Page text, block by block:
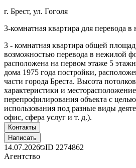
г. Брест, ул. Гоголя
3-комнатная квартира для перевода
3 - комнатная квартира общей
возможностью перевода в нежилой
расположена на первом этаже 5
дома 1975 года постройки,
части города Бреста. Высота
характеристики и
перепрофилирования объекта с
использования под разные виды
офис, сфера услуг и т. д.).
Контакты
Написать
14.07.2026 ID 2274862
Агентство